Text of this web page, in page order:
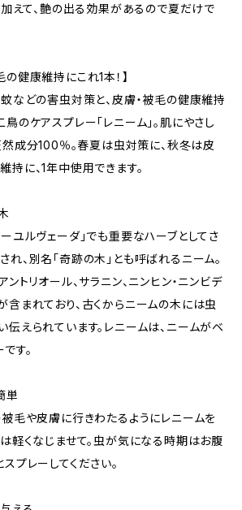
加えて、艶の出る効果があるので夏だけで
健康維持にこれ1本！】
などの害虫対策と、皮膚・被毛の健康維持
のケアスプレー「レニーム」。肌にやさし
然成分100％。春夏は虫対策に、秋冬は皮
に、1年中使用できます。
ユルヴェーダ」でも重要なハーブとしてさ
、別名「奇跡の木」とも呼ばれるニーム。
ントリオール、サラニン、ニンヒン・ニンビデ
含まれており、古くからニームの木には虫
えられています。レニームは、ニームがベ
す。
単
被毛や皮膚に行きわたるようにレニームを
軽くなじませて。虫が気になる時期はお腹
プレーしてください。